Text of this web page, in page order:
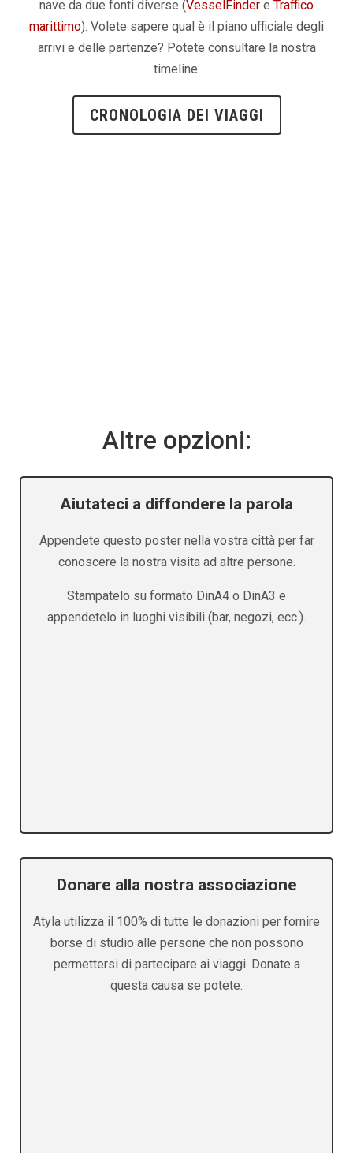
nave da due fonti diverse (VesselFinder e Traffico
marittimo). Volete sapere qual è il piano ufficiale degli
arrivi e delle partenze? Potete consultare la nostra
timeline:
CRONOLOGIA DEI VIAGGI
Altre opzioni:
Aiutateci a diffondere la parola
Appendete questo poster nella vostra città per far
conoscere la nostra visita ad altre persone.
Stampatelo su formato DinA4 o DinA3 e
appendetelo in luoghi visibili (bar, negozi, ecc.).
Donare alla nostra associazione
Atyla utilizza il 100% di tutte le donazioni per fornire
borse di studio alle persone che non possono
permettersi di partecipare ai viaggi. Donate a
questa causa se potete.